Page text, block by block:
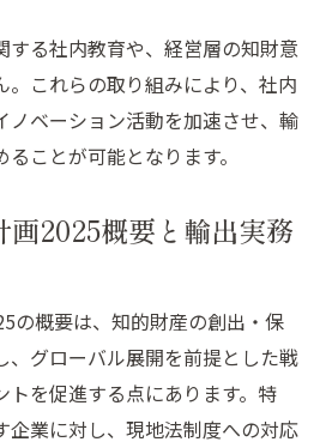
する社内教育や、経営層の知財意
。これらの取り組みにより、社内
ノベーション活動を加速させ、輸
ことが可能となります。
画2025概要と輸出実務
の概要は、知的財産の創出・保
、グローバル展開を前提とした戦
トを促進する点にあります。特
企業に対し、現地法制度への対応